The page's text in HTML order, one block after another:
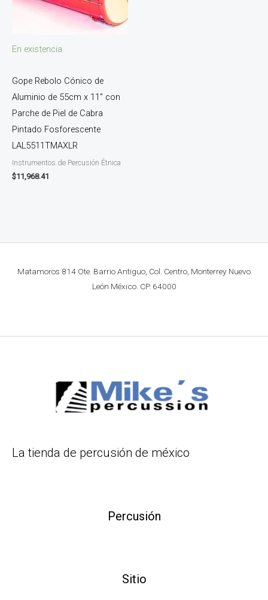
En existencia
Gope Rebolo Cónico de
Aluminio de 55cm x 11″ con
Parche de Piel de Cabra
Pintado Fosforescente
LAL5511TMAXLR
Instrumentos de Percusión Étnica
$11,968.41
Matamoros 814 Ote. Barrio Antiguo, Col. Centro, Monterrey Nuevo
León México. CP. 64000
La tienda de percusión de méxico
Percusión
Sitio